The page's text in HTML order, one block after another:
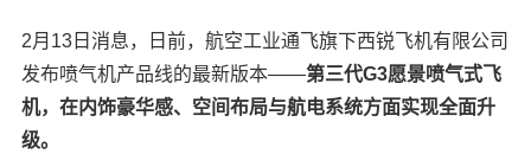
2月13日消息，日前，航空工业通飞旗下西锐飞机有限公司
发布喷气机产品线的最新版本——第三代G3愿景喷气式飞
机，在内饰豪华感、空间布局与航电系统方面实现全面升
级。